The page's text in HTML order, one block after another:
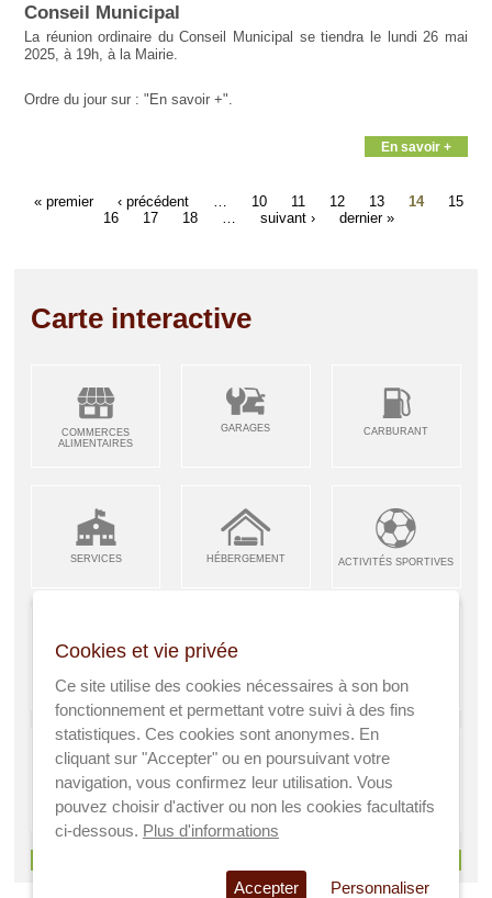
Conseil Municipal
La réunion ordinaire du Conseil Municipal se tiendra le lundi 26 mai
2025, à 19h, à la Mairie.
Ordre du jour sur : "En savoir +".
En savoir +
« premier ‹ précédent 10 11 12 13 14
15
16
17 18 suivant › dernier »
Carte interactive
COMMERCES
ALIMENTAIRES
GARAGES CARBURANT
SERVICES HÉBERGEMENT ACTIVITÉS SPORTIVES
ARTISANS &
INDUSTRIES
RESTAURANTS CAFÉS ENFANCE JEUNESSE
A VISITER SANTÉ AGRICULTEURS
Cookies et vie privée
Ce site utilise des cookies nécessaires à son bon
fonctionnement et permettant votre suivi à des fins
statistiques. Ces cookies sont anonymes. En
cliquant sur "Accepter" ou en poursuivant votre
navigation, vous confirmez leur utilisation. Vous
pouvez choisir d'activer ou non les cookies facultatifs
ci-dessous. Plus d'informations
Accepter Personnaliser